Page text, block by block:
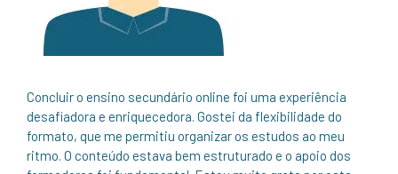
Concluir o ensino secundário online foi uma experiência
desafiadora e enriquecedora. Gostei da flexibilidade do
formato, que me permitiu organizar os estudos ao meu
ritmo. O conteúdo estava bem estruturado e o apoio dos